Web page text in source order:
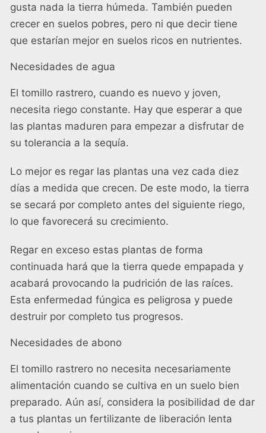
gusta nada la tierra húmeda. También pueden
crecer en suelos pobres, pero ni que decir tiene
que estarían mejor en suelos ricos en nutrientes.
Necesidades de agua
El tomillo rastrero, cuando es nuevo y joven,
necesita riego constante. Hay que esperar a que
las plantas maduren para empezar a disfrutar de
su tolerancia a la sequía.
Lo mejor es regar las plantas una vez cada diez
días a medida que crecen. De este modo, la tierra
se secará por completo antes del siguiente riego,
lo que favorecerá su crecimiento.
Regar en exceso estas plantas de forma
continuada hará que la tierra quede empapada y
acabará provocando la pudrición de las raíces.
Esta enfermedad fúngica es peligrosa y puede
destruir por completo tus progresos.
Necesidades de abono
El tomillo rastrero no necesita necesariamente
alimentación cuando se cultiva en un suelo bien
preparado. Aún así, considera la posibilidad de dar
a tus plantas un fertilizante de liberación lenta